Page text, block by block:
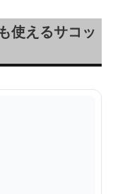
使えるサコッ